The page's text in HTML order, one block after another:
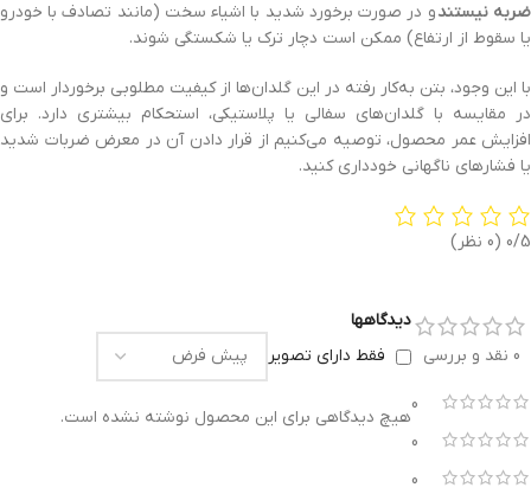
ضربه نیستندو در صورت برخورد شدید با اشیاء سخت (مانند تصادف با خودرو
یا سقوط از ارتفاع) ممکن است دچار ترک یا شکستگی شوند.
با این وجود، بتن به‌کار رفته در این گلدان‌ها از کیفیت مطلوبی برخوردار است و
در مقایسه با گلدان‌های سفالی یا پلاستیکی، استحکام بیشتری دارد. برای
افزایش عمر محصول، توصیه می‌کنیم از قرار دادن آن در معرض ضربات شدید
یا فشارهای ناگهانی خودداری کنید.
0/5 (0 نظر)
0 نقد و بررسی
0
0
0
دیدگاهها
فقط دارای تصویر
هیچ دیدگاهی برای این محصول نوشته نشده است.